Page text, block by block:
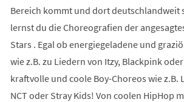
Bereich kommt und dort deutschlandweit
lernst du die Choreografien der
Stars . Egal ob energiegeladene und
wie z.B. zu Liedern von Itzy, Blackpink
kraftvolle und coole Boy-Choreos wie z.B.
NCT oder Stray Kids! Von coolen HipHop